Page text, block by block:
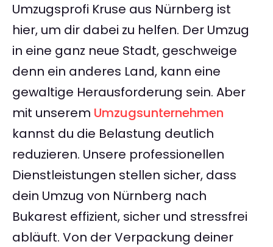
Umzugsprofi Kruse aus Nürnberg ist
hier, um dir dabei zu helfen. Der Umzug
in eine ganz neue Stadt, geschweige
denn ein anderes Land, kann eine
gewaltige Herausforderung sein. Aber
mit unserem Umzugsunternehmen
kannst du die Belastung deutlich
reduzieren. Unsere professionellen
Dienstleistungen stellen sicher, dass
dein Umzug von Nürnberg nach
Bukarest effizient, sicher und stressfrei
abläuft. Von der Verpackung deiner